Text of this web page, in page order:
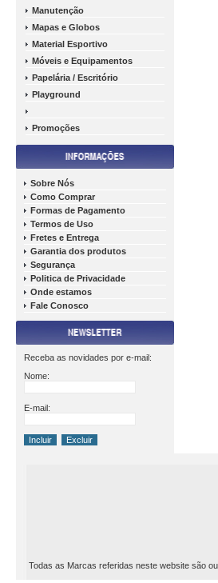
Manutenção
Mapas e Globos
Material Esportivo
Móveis e Equipamentos
Papelária / Escritório
Playground
Promoções
Sobre Nós
Como Comprar
Formas de Pagamento
Termos de Uso
Fretes e Entrega
Garantia dos produtos
Segurança
Politica de Privacidade
Onde estamos
Fale Conosco
Receba as novidades por e-mail:
Nome:
E-mail:
Todas as Marcas referidas neste website são